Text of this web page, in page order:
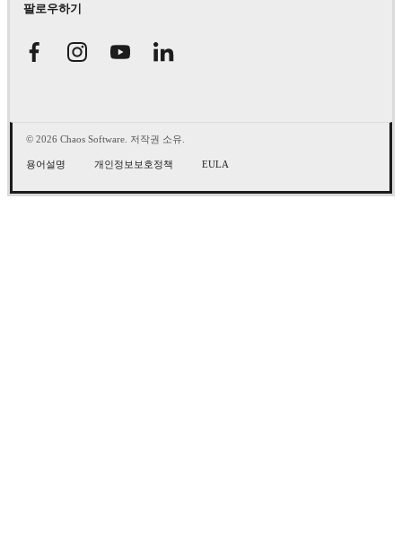
팔로우하기
© 2026 Chaos Software. 저작권 소유.
용어설명 개인정보보호정책 EULA